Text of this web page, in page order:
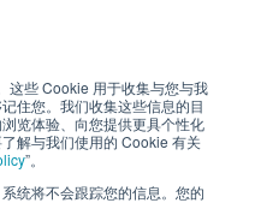
这些 Cookie 用于收集与您与我
住您。我们收集这些信息的目
览体验、向您提供更具个性化
解与我们使用的 Cookie 有关
”。
统将不会跟踪您的信息。您的
使用条款
网站地图